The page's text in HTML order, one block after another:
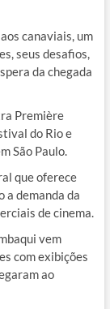
canaviais, um
seus desafios,
da chegada
Première
do Rio e
São Paulo.
que oferece
a demanda da
de cinema.
vem
com exibições
ao